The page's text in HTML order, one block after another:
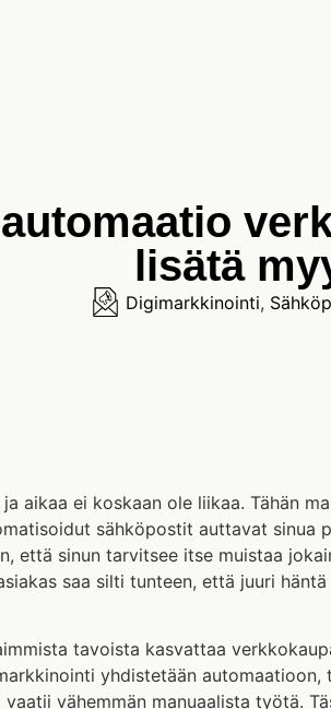
lisätä
Digimarkkinointi,
aikaa ei koskaan ole liikaa. Tähän
sähköpostit auttavat sinua
että sinun tarvitsee itse muistaa
saa silti tunteen, että juuri häntä
tavoista kasvattaa
yhdistetään automaatioon,
vähemmän manuaalista työtä.